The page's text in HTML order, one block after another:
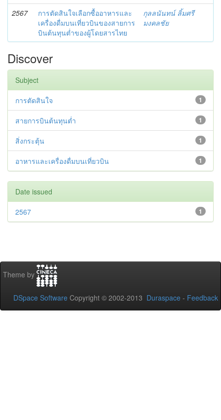
2567
การตัดสินใจเลือกซื้ออาหารและ
เครื่องดื่มบนเที่ยวบินของสายการ
บินต้นทุนต่ำของผู้โดยสารไทย
กุลลนันทน์ ลิ้มศรี
มงคลชัย
Discover
Subject
1
การตัดสินใจ
1
สายการบินต้นทุนต่ำ
1
สิ่งกระตุ้น
1
อาหารและเครื่องดื่มบนเที่ยวบิน
Date issued
1
2567
Theme by
DSpace Software Copyright © 2002-2013 Duraspace - Feedback